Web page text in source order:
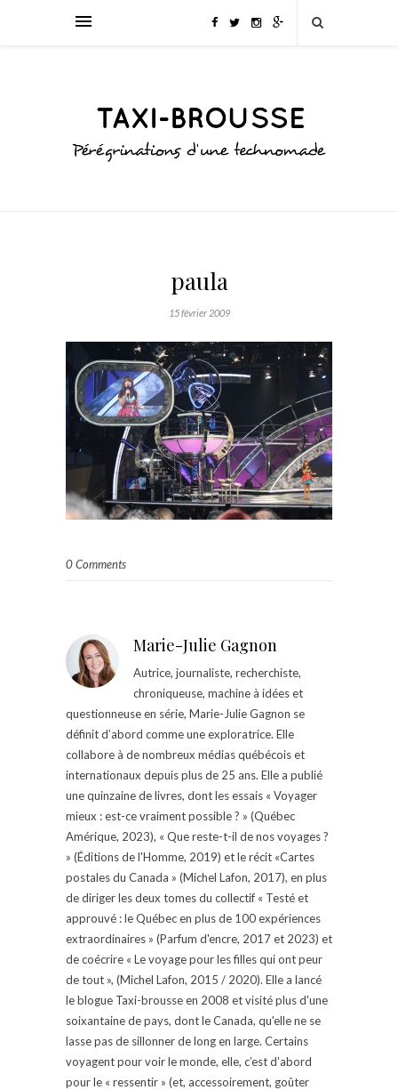
paula
15 février 2009
0 Comments
Marie-Julie Gagnon
Autrice, journaliste, recherchiste,
chroniqueuse, machine à idées et
questionneuse en série, Marie-Julie Gagnon se
définit d’abord comme une exploratrice. Elle
collabore à de nombreux médias québécois et
internationaux depuis plus de 25 ans. Elle a publié
une quinzaine de livres, dont les essais « Voyager
mieux : est-ce vraiment possible ? » (Québec
Amérique, 2023), « Que reste-t-il de nos voyages ?
» (Éditions de l'Homme, 2019) et le récit «Cartes
postales du Canada » (Michel Lafon, 2017), en plus
de diriger les deux tomes du collectif « Testé et
approuvé : le Québec en plus de 100 expériences
extraordinaires » (Parfum d'encre, 2017 et 2023) et
de coécrire « Le voyage pour les filles qui ont peur
de tout », (Michel Lafon, 2015 / 2020). Elle a lancé
le blogue Taxi-brousse en 2008 et visité plus d'une
soixantaine de pays, dont le Canada, qu'elle ne se
lasse pas de sillonner de long en large. Certains
voyagent pour voir le monde, elle, c’est d’abord
pour le « ressentir » (et, accessoirement, goûter